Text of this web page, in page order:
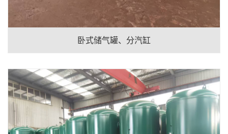
卧式储气罐、分汽缸